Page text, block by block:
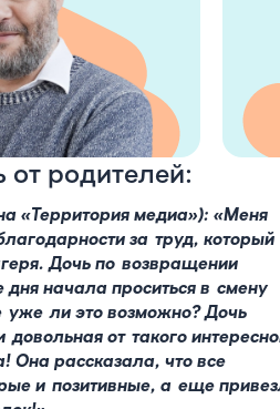
от родителей:
«Территория медиа»): «Меня
за труд, который
Дочь по возвращении
начала проситься в смену
ли это возможно? Дочь
от такого
Она рассказала, что все
и позитивные, а еще